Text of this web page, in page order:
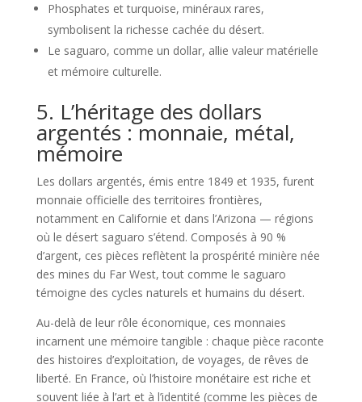
Phosphates et turquoise, minéraux rares,
symbolisent la richesse cachée du désert.
Le saguaro, comme un dollar, allie valeur matérielle
et mémoire culturelle.
5. L’héritage des dollars
argentés : monnaie, métal,
mémoire
Les dollars argentés, émis entre 1849 et 1935, furent
monnaie officielle des territoires frontières,
notamment en Californie et dans l’Arizona — régions
où le désert saguaro s’étend. Composés à 90 %
d’argent, ces pièces reflètent la prospérité minière née
des mines du Far West, tout comme le saguaro
témoigne des cycles naturels et humains du désert.
Au-delà de leur rôle économique, ces monnaies
incarnent une mémoire tangible : chaque pièce raconte
des histoires d’exploitation, de voyages, de rêves de
liberté. En France, où l’histoire monétaire est riche et
souvent liée à l’art et à l’identité (comme les pièces de